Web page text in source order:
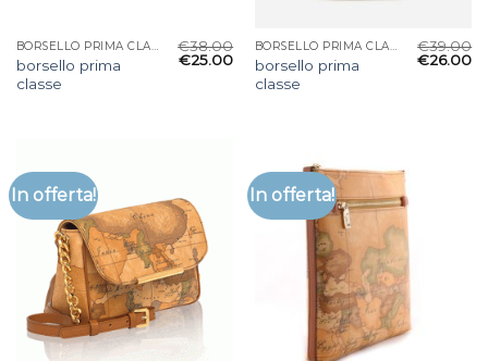
BORSELLO PRIMA CLASSE
borsello prima
classe
€38.00
€25.00
BORSELLO PRIMA CLASSE
borsello prima
classe
€39.00
€26.00
In offerta! In offerta!